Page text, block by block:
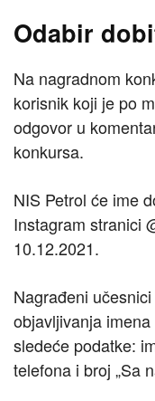
Odabir
Na nagradnom
korisnik koji je po
odgovor u
konkursa.
NIS Petrol će ime
Instagram stranici
10.12.2021.
Nagrađeni
objavljivanja
sledeće podatke:
telefona i broj „Sa